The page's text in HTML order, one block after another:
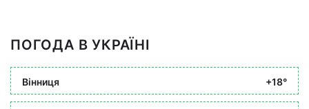
ПОГОДА В УКРАЇНІ
Вінниця +18°